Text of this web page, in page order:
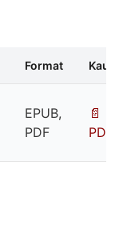
Format
EPUB,
PDF
📄
PDF